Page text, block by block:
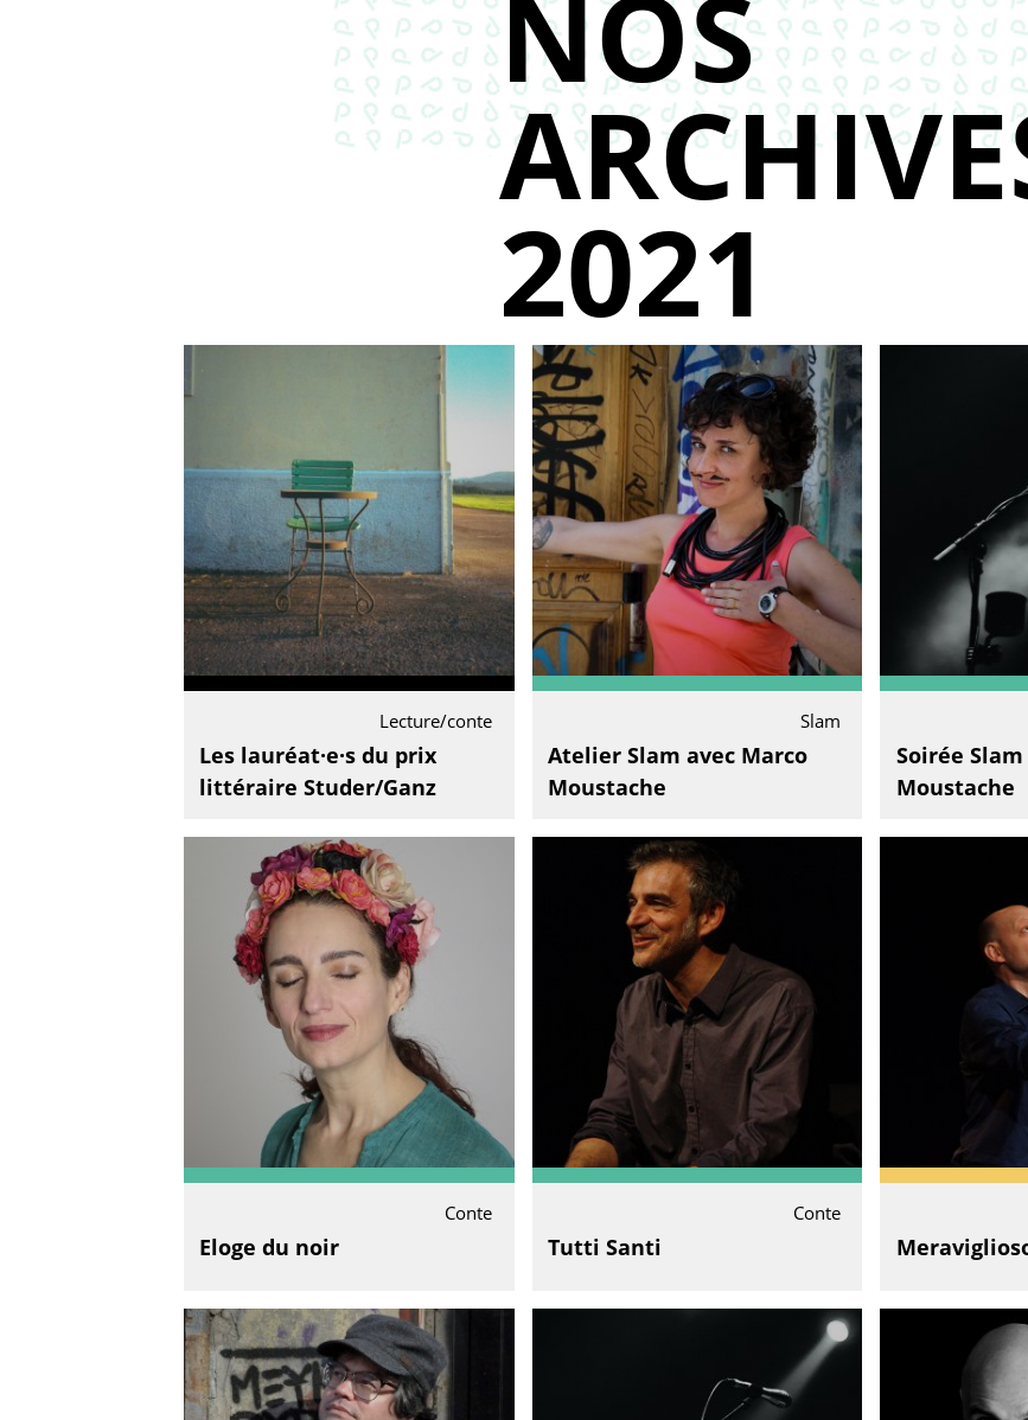
NOS
2021
Lecture/conte
Les lauréat·e·s du prix
littéraire Studer/Ganz
Slam
Atelier Slam avec Marco
Moustache
Soirée
Moustache
Conte
Eloge du noir
Conte
Tutti Santi